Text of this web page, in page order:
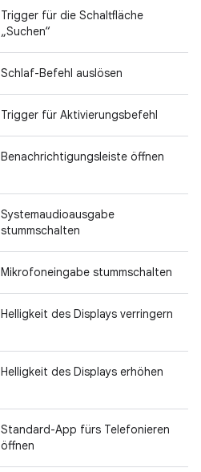
Trigger für die Schaltfläche
„Suchen“
Schlaf-Befehl auslösen
Trigger für Aktivierungsbefehl
Benachrichtigungsleiste öffnen
Systemaudioausgabe
stummschalten
Mikrofoneingabe stummschalten
Helligkeit des Displays verringern
Helligkeit des Displays erhöhen
Standard-App fürs Telefonieren
öffnen